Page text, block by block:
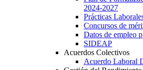
2024-2027
Prácticas
Concursos de
Datos de empleo
SIDEAP
Acuerdos Colectivos
Acuerdo Laboral